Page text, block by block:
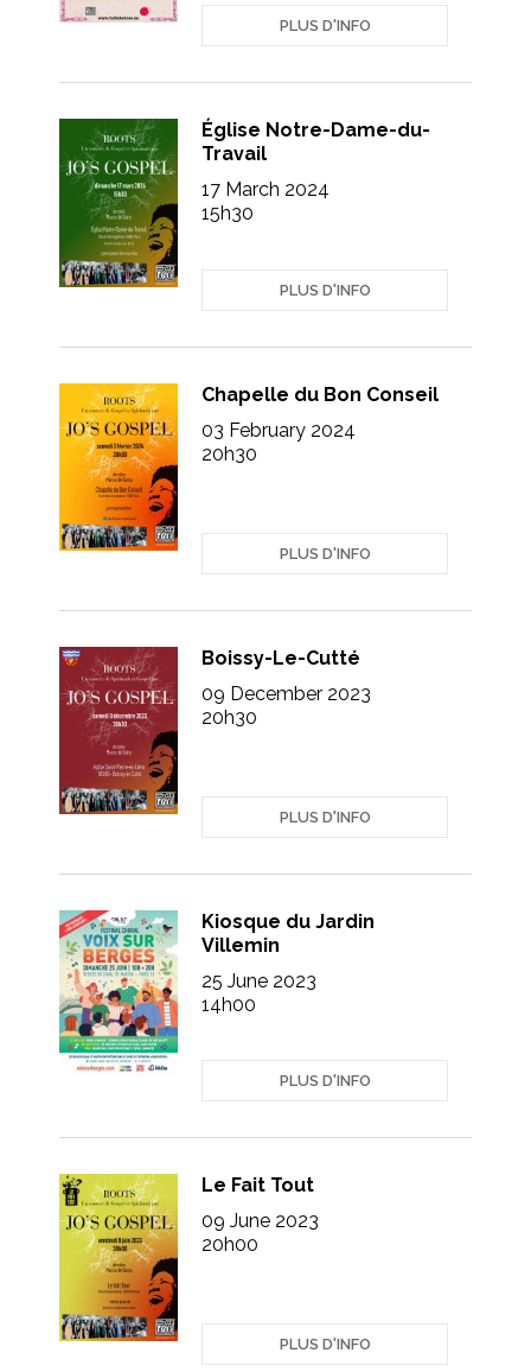
PLUS D'INFO
Église Notre-Dame-du-
Travail
17 March 2024
15h30
PLUS D'INFO
Chapelle du Bon Conseil
03 February 2024
20h30
PLUS D'INFO
Boissy-Le-Cutté
09 December 2023
20h30
PLUS D'INFO
Kiosque du Jardin
Villemin
25 June 2023
14h00
PLUS D'INFO
Le Fait Tout
09 June 2023
20h00
PLUS D'INFO